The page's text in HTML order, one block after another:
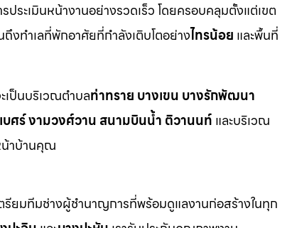
ระเมินหน้างานอย่างรวดเร็ว โดยครอบคลุมตั้งแต่เขต
ถึงทำเลที่พักอาศัยที่กำลังเติบโตอย่างไทรน้อย และพื้นที่
เป็นบริเวณตำบลท่าทราย บางเขน บางรักพัฒนา
บศร์ งามวงศ์วาน สนามบินน้ำ ติวานนท์ และบริเวณ
น้าบ้านคุณ
ตรียมทีมช่างผู้ชำนาญการที่พร้อมดูแลงานก่อสร้างในทุก